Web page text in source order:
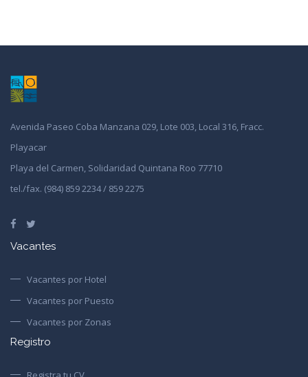
Avenida Paseo Coba Manzana 029, Lote 003, Local 316, Fracc.
Playacar
Playa del Carmen, Solidaridad Quintana Roo 77710
tel./fax. (984) 859 2234 / 859 2275
Vacantes
Vacantes por Hotel
Vacantes por Puesto
Vacantes por Zonas
Registro